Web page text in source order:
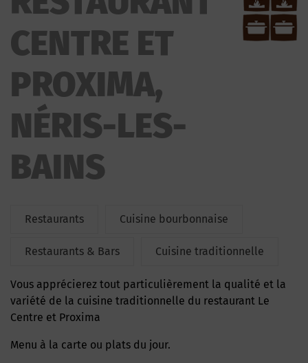
CENTRE ET
PROXIMA,
NÉRIS-LES-
BAINS
Restaurants Cuisine bourbonnaise
Restaurants & Bars Cuisine traditionnelle
Vous apprécierez tout particulièrement la qualité et la
variété de la cuisine traditionnelle du restaurant Le
Centre et Proxima
Menu à la carte ou plats du jour.